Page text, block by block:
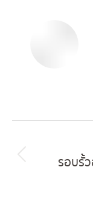
navigation
รอบรั้